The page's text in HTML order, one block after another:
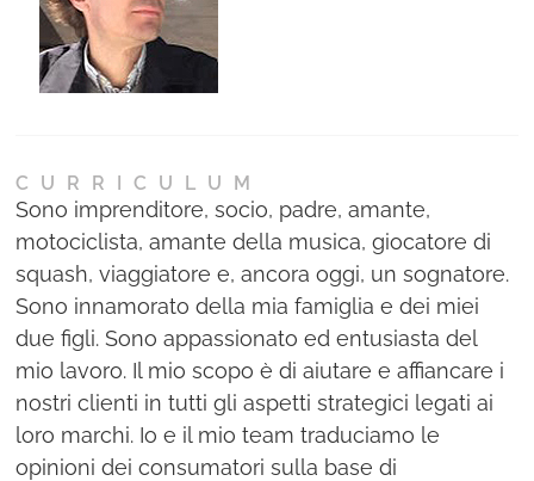
CURRICULUM
Sono imprenditore, socio, padre, amante,
motociclista, amante della musica, giocatore di
squash, viaggiatore e, ancora oggi, un sognatore.
Sono innamorato della mia famiglia e dei miei
due figli. Sono appassionato ed entusiasta del
mio lavoro. Il mio scopo è di aiutare e affiancare i
nostri clienti in tutti gli aspetti strategici legati ai
loro marchi. Io e il mio team traduciamo le
opinioni dei consumatori sulla base di